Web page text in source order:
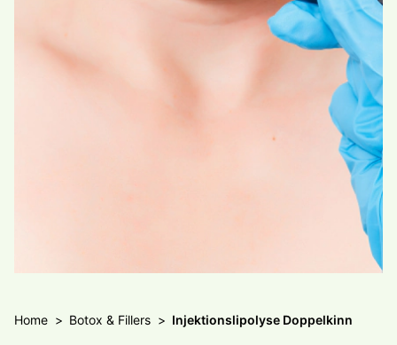
Home Botox & Fillers Injektionslipolyse Doppelkinn